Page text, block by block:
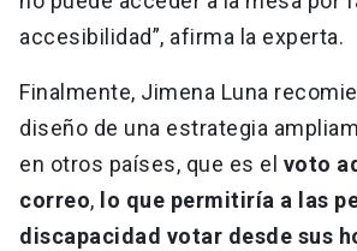
accesibilidad”, afirma la experta.
Finalmente, Jimena Luna
diseño de una estrategia
en otros países, que es el voto
correo, lo que permitiría a las
discapacidad votar desde sus